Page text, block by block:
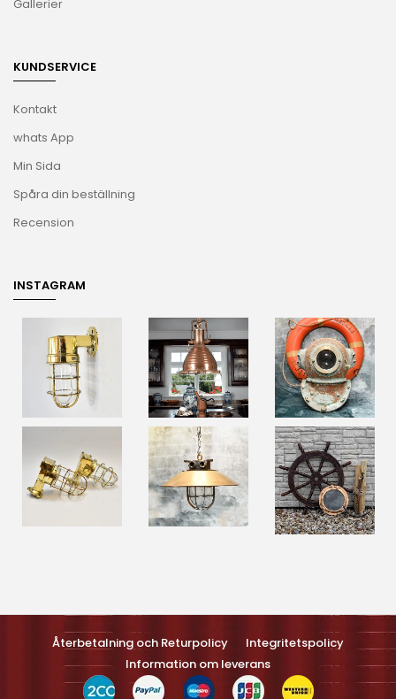
Gallerier
KUNDSERVICE
Kontakt
whats App
Min Sida
Spåra din beställning
Recension
INSTAGRAM
Återbetalning och Returpolicy
Integritetspolicy
Information om leverans
Turns on site high speed to be attractive feller people and search
engines.